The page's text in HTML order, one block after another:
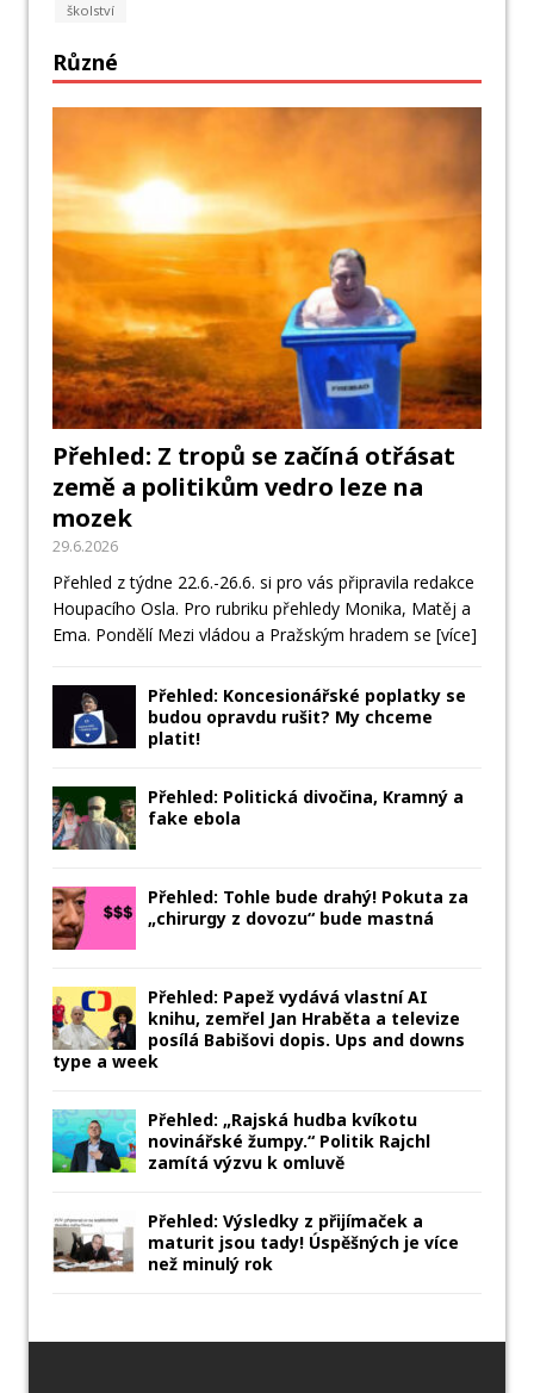
školství
Různé
Přehled: Z tropů se začíná otřásat
země a politikům vedro leze na
mozek
29.6.2026
Přehled z týdne 22.6.-26.6. si pro vás připravila redakce
Houpacího Osla. Pro rubriku přehledy Monika, Matěj a
Ema. Pondělí Mezi vládou a Pražským hradem se [více]
Přehled: Koncesionářské poplatky se
budou opravdu rušit? My chceme
platit!
Přehled: Politická divočina, Kramný a
fake ebola
Přehled: Tohle bude drahý! Pokuta za
„chirurgy z dovozu“ bude mastná
Přehled: Papež vydává vlastní AI
knihu, zemřel Jan Hraběta a televize
posílá Babišovi dopis. Ups and downs
type a week
Přehled: „Rajská hudba kvíkotu
novinářské žumpy.“ Politik Rajchl
zamítá výzvu k omluvě
Přehled: Výsledky z přijímaček a
maturit jsou tady! Úspěšných je více
než minulý rok